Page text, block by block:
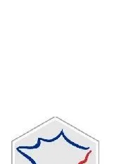
contenido